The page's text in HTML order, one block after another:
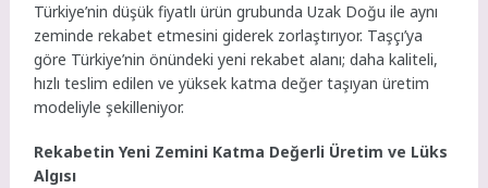
Türkiye’nin düşük fiyatlı ürün grubunda Uzak Doğu ile aynı
zeminde rekabet etmesini giderek zorlaştırıyor. Taşçı’ya
göre Türkiye’nin önündeki yeni rekabet alanı; daha kaliteli,
hızlı teslim edilen ve yüksek katma değer taşıyan üretim
modeliyle şekilleniyor.
Rekabetin Yeni Zemini Katma Değerli Üretim ve Lüks
Algısı